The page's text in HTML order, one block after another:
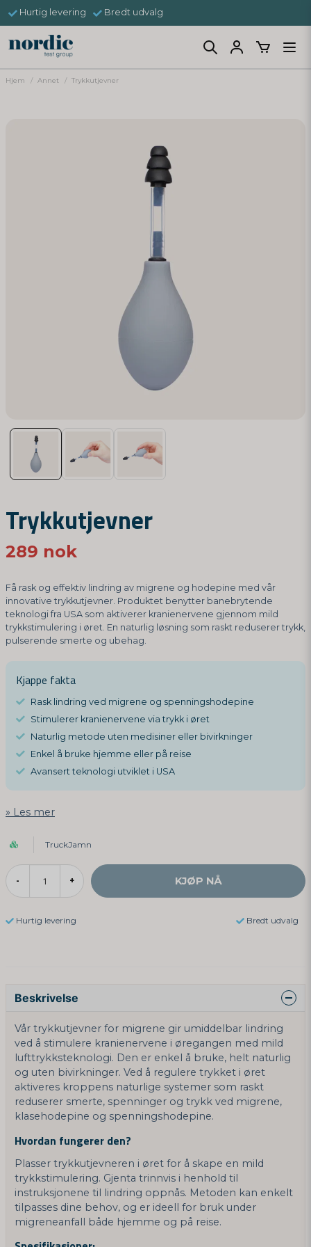
Hurtig levering Bredt udvalg
Hjem Annet Trykkutjevner
Trykkutjevner
289 nok
Få rask og effektiv lindring av migrene og hodepine med vår
innovative trykkutjevner. Produktet benytter banebrytende
teknologi fra USA som aktiverer kranienervene gjennom mild
trykkstimulering i øret. En naturlig løsning som raskt reduserer trykk,
pulserende smerte og ubehag.
Kjappe fakta
Rask lindring ved migrene og spenningshodepine
Stimulerer kranienervene via trykk i øret
Naturlig metode uten medisiner eller bivirkninger
Enkel å bruke hjemme eller på reise
Avansert teknologi utviklet i USA
Les mer
TruckJamn
- + KJØP NÅ
Hurtig levering Bredt udvalg
Beskrivelse
Vår trykkutjevner for migrene gir umiddelbar lindring
ved å stimulere kranienervene i øregangen med mild
lufttrykksteknologi. Den er enkel å bruke, helt naturlig
og uten bivirkninger. Ved å regulere trykket i øret
aktiveres kroppens naturlige systemer som raskt
reduserer smerte, spenninger og trykk ved migrene,
klasehodepine og spenningshodepine.
Hvordan fungerer den?
Plasser trykkutjevneren i øret for å skape en mild
trykkstimulering. Gjenta trinnvis i henhold til
instruksjonene til lindring oppnås. Metoden kan enkelt
tilpasses dine behov, og er ideell for bruk under
migreneanfall både hjemme og på reise.